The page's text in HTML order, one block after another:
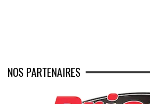
NOS PARTENAIRES